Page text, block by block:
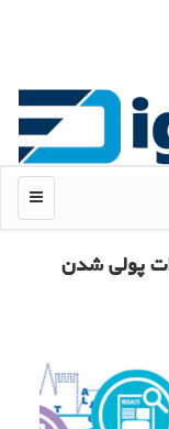
منو
پولی شدن